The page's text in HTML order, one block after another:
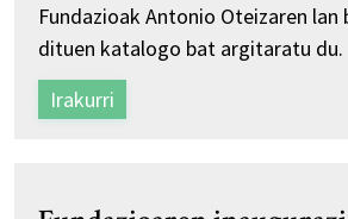
Fundazioak Antonio Oteizaren
dituen katalogo bat argitaratu du.
Irakurri